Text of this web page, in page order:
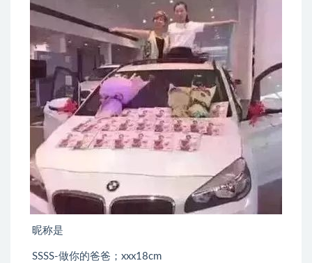
昵称是
SSSS-做你的爸爸；xxx18cm